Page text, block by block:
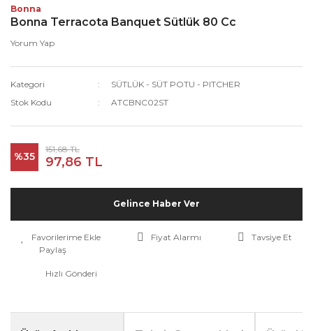
Bonna
Bonna Terracota Banquet Sütlük 80 Cc
Yorum Yap
Kategori
SÜTLÜK - SÜT POTU - PITCHER
Stok Kodu
ATCBNC02ST
%35
151,68 TL
97,86 TL
Gelince Haber Ver
Fiyat Alarmı
Tavsiye Et
Paylaş
Hızlı Gönderi